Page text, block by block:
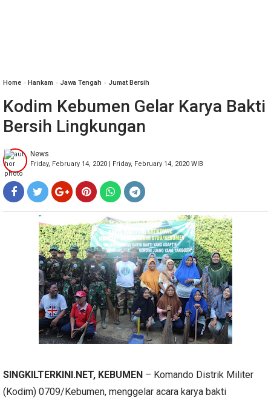
Home » Hankam » Jawa Tengah » Jumat Bersih
Kodim Kebumen Gelar Karya Bakti
Bersih Lingkungan
News
Friday, February 14, 2020 | Friday, February 14, 2020 WIB
SINGKILTERKINI.NET, KEBUMEN – Komando Distrik Militer
(Kodim) 0709/Kebumen, menggelar acara karya bakti